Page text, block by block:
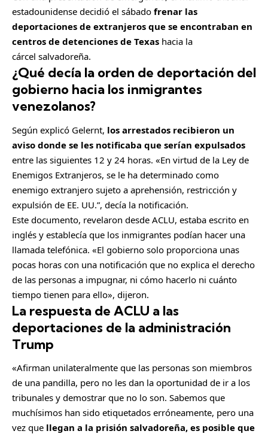
estadounidense decidió el sábado frenar las
deportaciones de extranjeros que se encontraban en
centros de detenciones de Texas hacia la
cárcel salvadoreña.
¿Qué decía la orden de deportación del
gobierno hacia los inmigrantes
venezolanos?
Según explicó Gelernt, los arrestados recibieron un
aviso donde se les notificaba que serían expulsados
entre las siguientes 12 y 24 horas. «En virtud de la Ley de
Enemigos Extranjeros, se le ha determinado como
enemigo extranjero sujeto a aprehensión, restricción y
expulsión de EE. UU.”, decía la notificación.
Este documento, revelaron desde ACLU, estaba escrito en
inglés y establecía que los inmigrantes podían hacer una
llamada telefónica. «El gobierno solo proporciona unas
pocas horas con una notificación que no explica el derecho
de las personas a impugnar, ni cómo hacerlo ni cuánto
tiempo tienen para ello», dijeron.
La respuesta de ACLU a las
deportaciones de la administración
Trump
«Afirman unilateralmente que las personas son miembros
de una pandilla, pero no les dan la oportunidad de ir a los
tribunales y demostrar que no lo son. Sabemos que
muchísimos han sido etiquetados erróneamente, pero una
vez que llegan a la prisión salvadoreña, es posible que